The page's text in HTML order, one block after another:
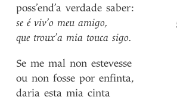
poss’end’a verdade saber:
se é viv’o meu amigo,
que troux’a mia touca sigo.
Se me mal non estevesse
ou non fosse por enfinta,
daria esta mia cinta